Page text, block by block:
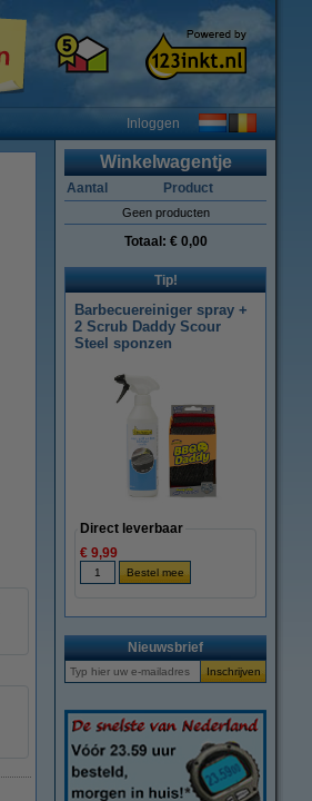
Inloggen
Winkelwagentje
Aantal Product
Geen producten
Totaal: € 0,00
Tip!
Barbecuereiniger spray +
2 Scrub Daddy Scour
Steel sponzen
Direct leverbaar
€ 9,99
Nieuwsbrief